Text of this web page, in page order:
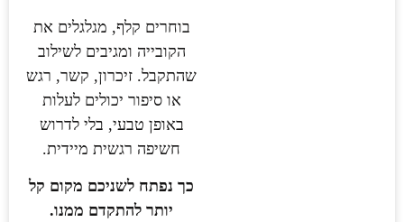
בוחרים קלף, מגלגלים את
הקובייה ומגיבים לשילוב
שהתקבל. זיכרון, קשר, רגש
או סיפור יכולים לעלות
באופן טבעי, בלי לדרוש
חשיפה רגשית מיידית.
כך נפתח לשניכם מקום קל
יותר להתקדם ממנו.